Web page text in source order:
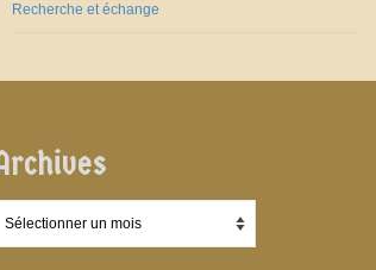
Recherche et échange